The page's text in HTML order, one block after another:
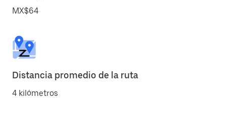
MX$64
Distancia promedio de la ruta
4 kilómetros